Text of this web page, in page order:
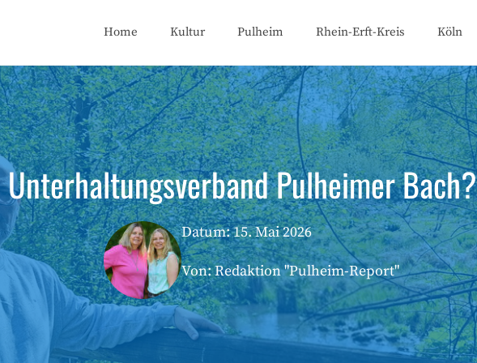
Home Kultur Pulheim Rhein-Erft-Kreis Köln
Unterhaltungsverband Pulheimer Bach?
Datum:15. Mai 2026
Von: Redaktion "Pulheim-Report"